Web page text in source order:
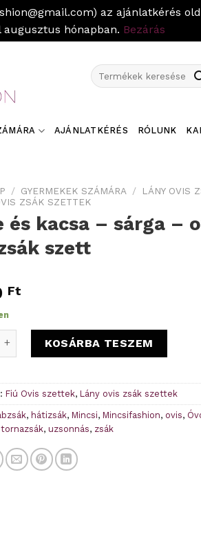
az ajánlatkérés
hónapban. Bezárás
Keresés
a
AJÁNLATKÉRÉS RÓLUNK
/ GYERMEKEK SZÁMÁRA /
LÁNY OVIS
ZSÁK SZETTEK
és kacsa – sárga –
szett
Ft
kacsa - sárga - ovis ruhazsák szett
KOSÁRBA TESZEM
Fiú Ovis szettek, Lány ovis zsák szettek
, hátizsák, Mincsi, Mincsifashion, ovis,
tornazsák, uzsonnás, zsák